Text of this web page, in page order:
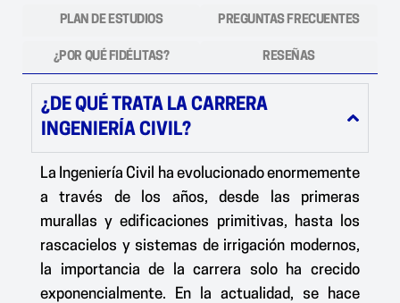
PLAN DE ESTUDIOS PREGUNTAS FRECUENTES
¿POR QUÉ FIDÉLITAS? RESEÑAS
¿DE QUÉ TRATA LA CARRERA
INGENIERÍA CIVIL?
La Ingeniería Civil ha evolucionado enormemente
a través de los años, desde las primeras
murallas y edificaciones primitivas, hasta los
rascacielos y sistemas de irrigación modernos,
la importancia de la carrera solo ha crecido
exponencialmente. En la actualidad, se hace